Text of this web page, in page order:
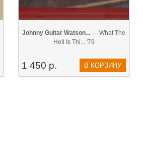
Johnny Guitar Watson... — What The
Hell Is Thi... '79
1 450 р. В КОРЗИНУ